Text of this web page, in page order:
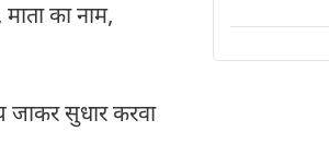
का नाम,
जाकर सुधार करवा